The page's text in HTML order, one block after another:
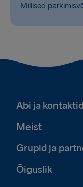
Millised
Abi ja
Meist
Grupid ja
Õiguslik